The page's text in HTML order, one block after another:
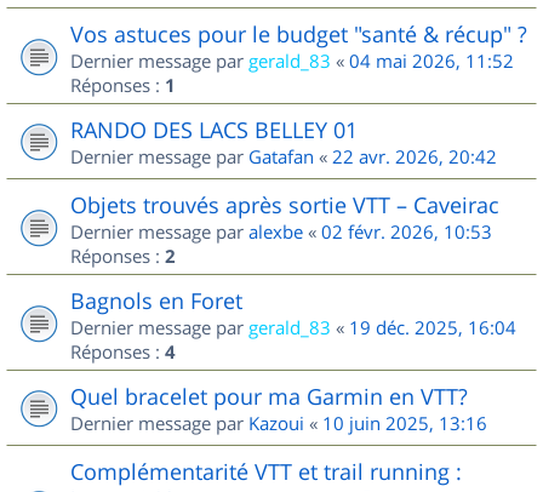
Vos astuces pour le budget "santé & récup" ?
Dernier message par gerald_83 « 04 mai 2026, 11:52
Réponses : 1
RANDO DES LACS BELLEY 01
Dernier message par Gatafan « 22 avr. 2026, 20:42
Objets trouvés après sortie VTT – Caveirac
Dernier message par alexbe « 02 févr. 2026, 10:53
Réponses : 2
Bagnols en Foret
Dernier message par gerald_83 « 19 déc. 2025, 16:04
Réponses : 4
Quel bracelet pour ma Garmin en VTT?
Dernier message par Kazoui « 10 juin 2025, 13:16
Complémentarité VTT et trail running :